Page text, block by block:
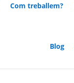
Com treballem?
Blog